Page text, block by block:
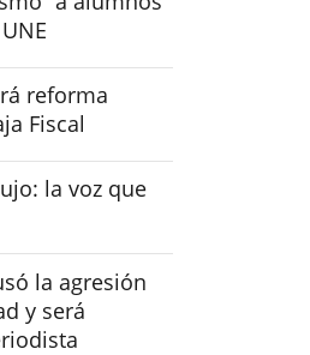
reforma
Fiscal
la voz que
la agresión
y será